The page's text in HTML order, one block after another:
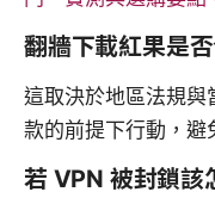
翻牆下載紅果是
這取決於地區法規與
款的前提下行動，避
若 VPN 被封鎖該